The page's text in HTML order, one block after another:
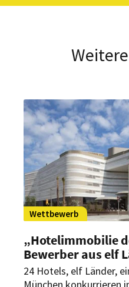
Wettbewerb
„Hotelimmobilie
Bewerber aus elf
24 Hotels, elf Länder,